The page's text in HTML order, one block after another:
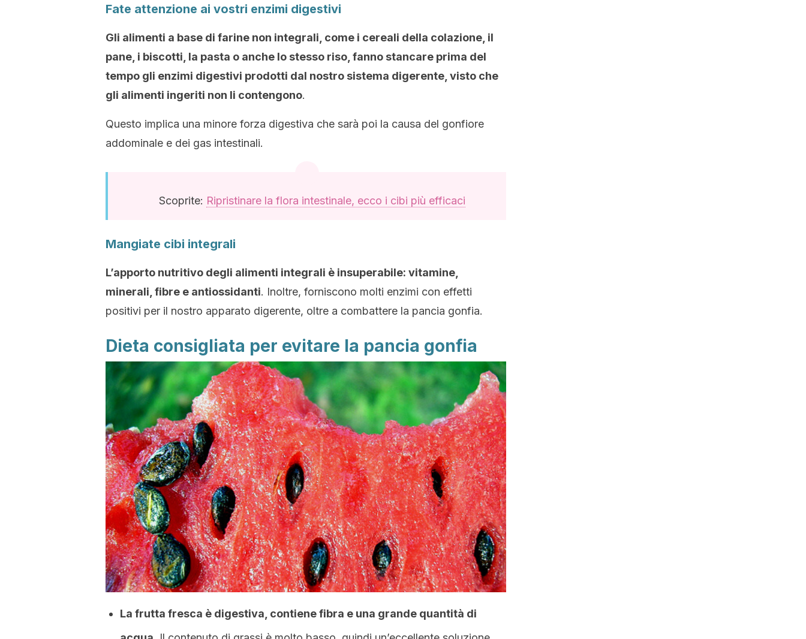
Fate attenzione ai vostri enzimi digestivi
Gli alimenti a base di farine non integrali, come i cereali della colazione, il
pane, i biscotti, la pasta o anche lo stesso riso, fanno stancare prima del
tempo gli enzimi digestivi prodotti dal nostro sistema digerente, visto che
gli alimenti ingeriti non li contengono.
Questo implica una minore forza digestiva che sarà poi la causa del gonfiore
addominale e dei gas intestinali.
Scoprite: Ripristinare la flora intestinale, ecco i cibi più efficaci
Mangiate cibi integrali
L’apporto nutritivo degli alimenti integrali è insuperabile: vitamine,
minerali, fibre e antiossidanti. Inoltre, forniscono molti enzimi con effetti
positivi per il nostro apparato digerente, oltre a combattere la pancia gonfia.
Dieta consigliata per evitare la pancia gonfia
La frutta fresca è digestiva, contiene fibra e una grande quantità di